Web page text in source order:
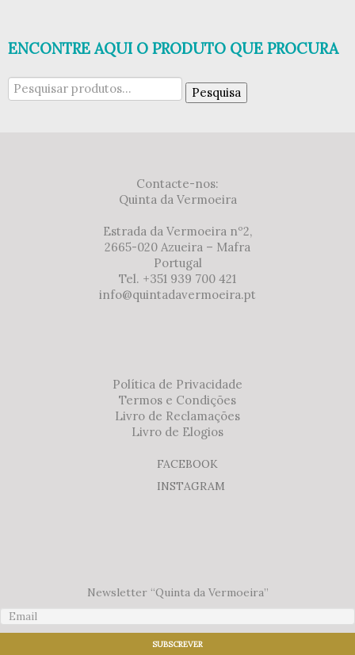
ENCONTRE AQUI O PRODUTO QUE PROCURA
Pesquisar
por:
Pesquisa
Contacte-nos:
Quinta da Vermoeira
Estrada da Vermoeira nº2,
2665-020 Azueira – Mafra
Portugal
Tel. +351 939 700 421
info@quintadavermoeira.pt
Política de Privacidade
Termos e Condições
Livro de Reclamações
Livro de Elogios
FACEBOOK
INSTAGRAM
Newsletter “Quinta da Vermoeira”